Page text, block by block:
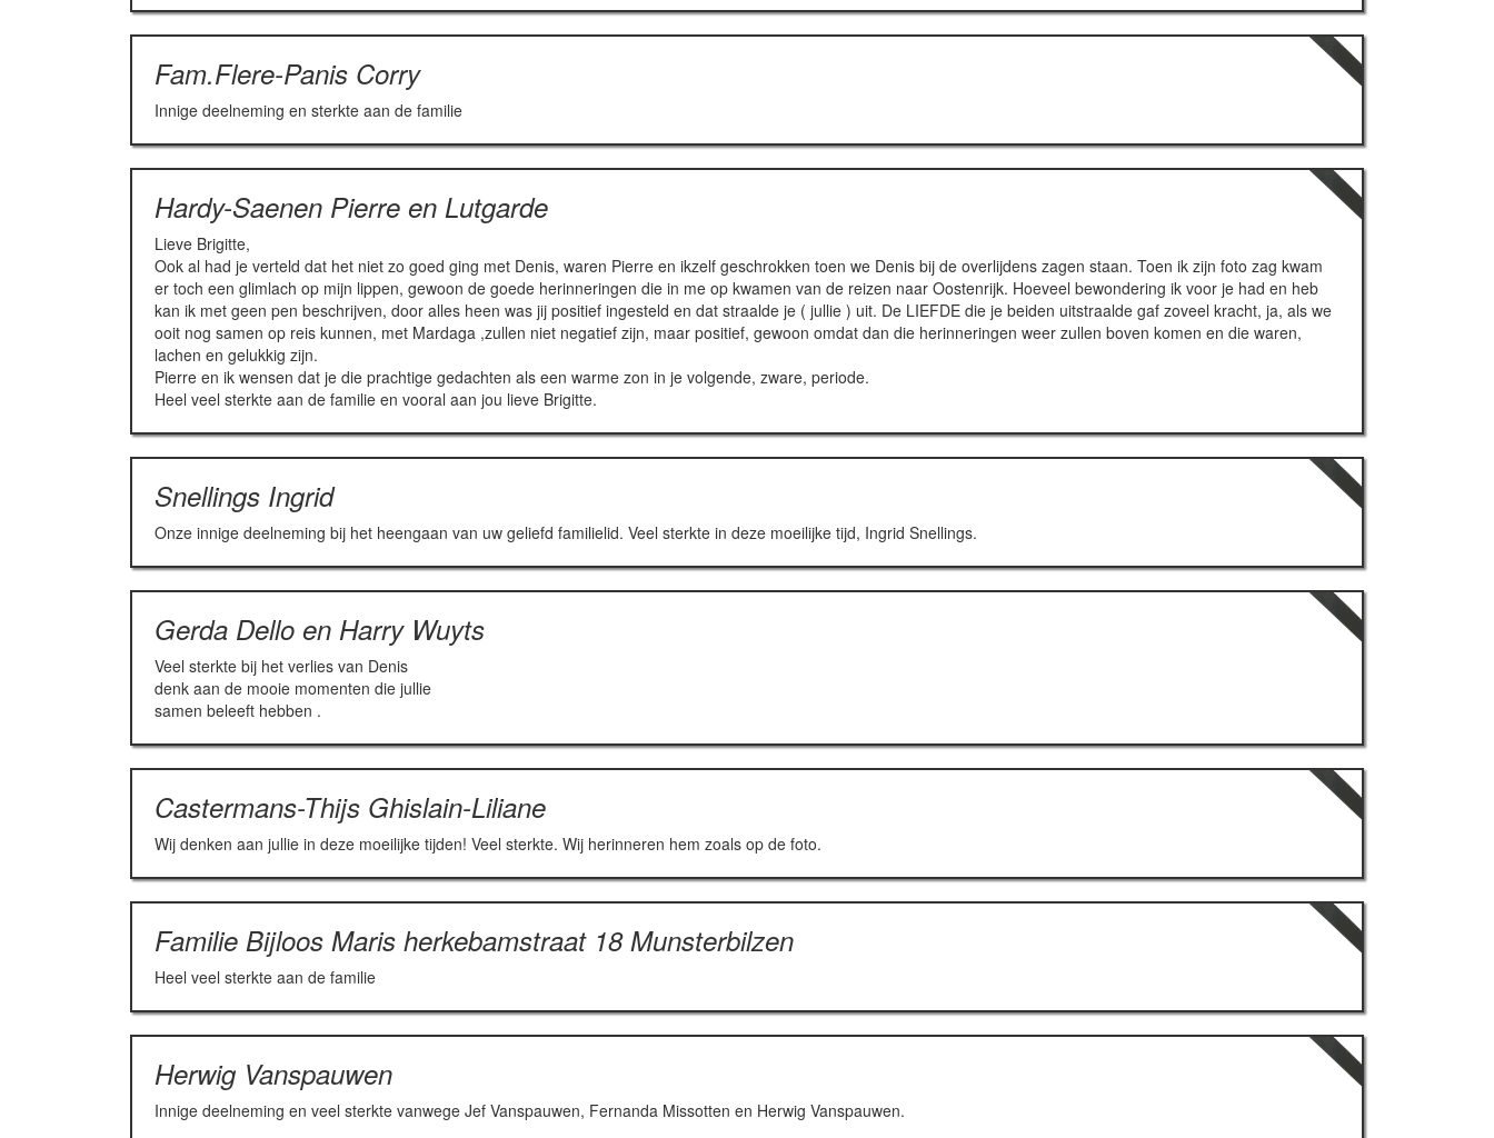
Fam.Flere-Panis Corry
Innige deelneming en sterkte aan de familie
Hardy-Saenen Pierre en Lutgarde
Lieve Brigitte,
Ook al had je verteld dat het niet zo goed ging met Denis, waren Pierre en ikzelf geschrokken toen we Denis bij de overlijdens zagen staan. Toen ik zijn foto zag kwam
er toch een glimlach op mijn lippen, gewoon de goede herinneringen die in me op kwamen van de reizen naar Oostenrijk. Hoeveel bewondering ik voor je had en heb
kan ik met geen pen beschrijven, door alles heen was jij positief ingesteld en dat straalde je ( jullie ) uit. De LIEFDE die je beiden uitstraalde gaf zoveel kracht, ja, als we
ooit nog samen op reis kunnen, met Mardaga ,zullen niet negatief zijn, maar positief, gewoon omdat dan die herinneringen weer zullen boven komen en die waren,
lachen en gelukkig zijn.
Pierre en ik wensen dat je die prachtige gedachten als een warme zon in je volgende, zware, periode.
Heel veel sterkte aan de familie en vooral aan jou lieve Brigitte.
Snellings Ingrid
Onze innige deelneming bij het heengaan van uw geliefd familielid. Veel sterkte in deze moeilijke tijd, Ingrid Snellings.
Gerda Dello en Harry Wuyts
Veel sterkte bij het verlies van Denis
denk aan de mooie momenten die jullie
samen beleeft hebben .
Castermans-Thijs Ghislain-Liliane
Wij denken aan jullie in deze moeilijke tijden! Veel sterkte. Wij herinneren hem zoals op de foto.
Familie Bijloos Maris herkebamstraat 18 Munsterbilzen
Heel veel sterkte aan de familie
Herwig Vanspauwen
Innige deelneming en veel sterkte vanwege Jef Vanspauwen, Fernanda Missotten en Herwig Vanspauwen.